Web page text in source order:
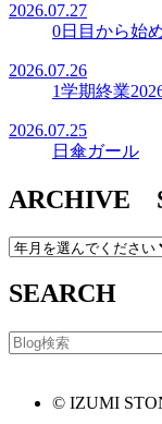
2026.07.27
0日目から始
2026.07.26
1学期終業
2026.07.25
日傘ガール
ARCHIVE
SEARCH
© IZUMI